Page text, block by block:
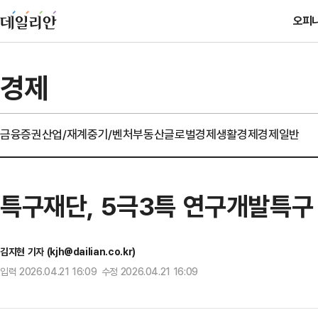
오피
경제
금융증권산업/재계중기/벤처부동산글로벌경제생활경제경제일반
특구재단, 5극3특 연구개발특
김지현 기자 (kjh@dailian.co.kr)
입력 2026.04.21 16:09 수정 2026.04.21 16:09